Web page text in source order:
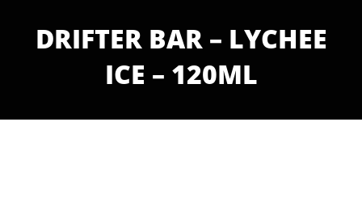
DRIFTER BAR – LYCHEE
ICE – 120ML